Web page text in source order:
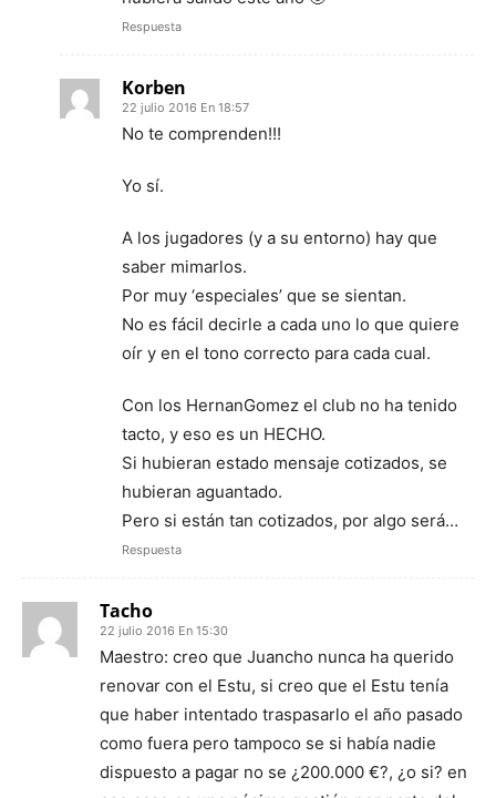
Respuesta
Korben
22 julio 2016 En 18:57
No te comprenden!!!
Yo sí.
A los jugadores (y a su entorno) hay que
saber mimarlos.
Por muy ‘especiales’ que se sientan.
No es fácil decirle a cada uno lo que quiere
oír y en el tono correcto para cada cual.
Con los HernanGomez el club no ha tenido
tacto, y eso es un HECHO.
Si hubieran estado mensaje cotizados, se
hubieran aguantado.
Pero si están tan cotizados, por algo será…
Respuesta
Tacho
22 julio 2016 En 15:30
Maestro: creo que Juancho nunca ha querido
renovar con el Estu, si creo que el Estu tenía
que haber intentado traspasarlo el año pasado
como fuera pero tampoco se si había nadie
dispuesto a pagar no se ¿200.000 €?, ¿o si? en